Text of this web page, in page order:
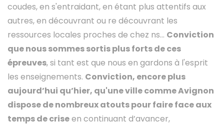
coudes, en s'entraidant, en étant plus attentifs aux
autres, en découvrant ou re découvrant les
ressources locales proches de chez ns... Conviction
que nous sommes sortis plus forts de ces
épreuves, si tant est que nous en gardons à l'esprit
les enseignements. Conviction, encore plus
aujourd’hui qu’hier, qu'une ville comme Avignon
dispose de nombreux atouts pour faire face aux
temps de criseen continuant d’avancer,